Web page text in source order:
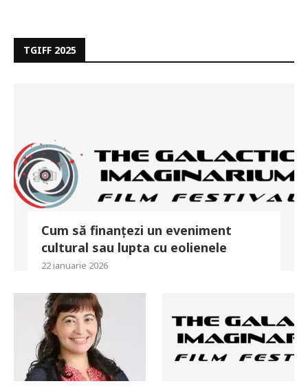
TGIFF 2025
Cum să finanțezi un eveniment
cultural sau lupta cu eolienele
22 ianuarie 2026